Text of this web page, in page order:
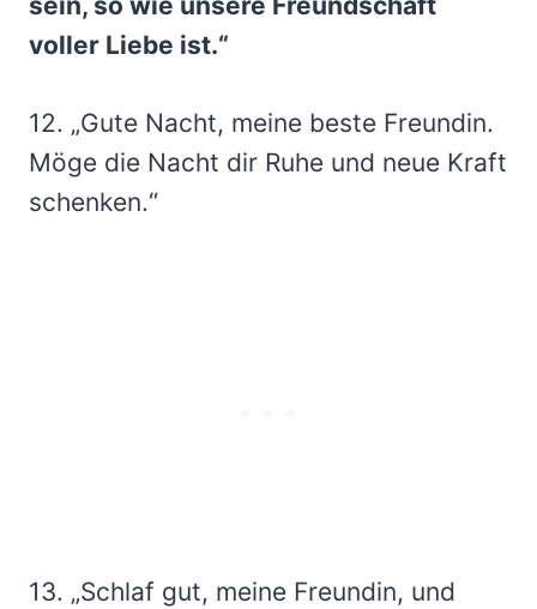
voller Liebe ist.“
12. „Gute Nacht, meine beste Freundin.
Möge die Nacht dir Ruhe und neue Kraft
schenken.“
13. „Schlaf gut, meine Freundin, und